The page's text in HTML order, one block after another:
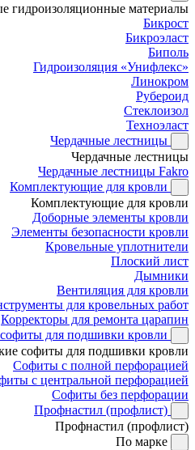
гидроизоляционные материалы
Бикрост
Бикроэласт
Биполь
Гидроизоляция «Унифлекс»
Линокром
Рубероид
Стеклоизол
Техноэласт
Чердачные лестницы
Чердачные лестницы
Чердачные лестницы Fakro
Комплектующие для кровли
Комплектующие для кровли
Доборные элементы кровли
Элементы безопасности кровли
Кровельные уплотнители
Плоский лист
Дымники
Вентиляция для кровли
для кровельных работ
Корректоры для ремонта царапин
для подшивки кровли
софиты для подшивки кровли
Софиты с полной перфорацией
с центральной перфорацией
Софиты без перфорации
Профнастил (профлист)
Профнастил (профлист)
По марке